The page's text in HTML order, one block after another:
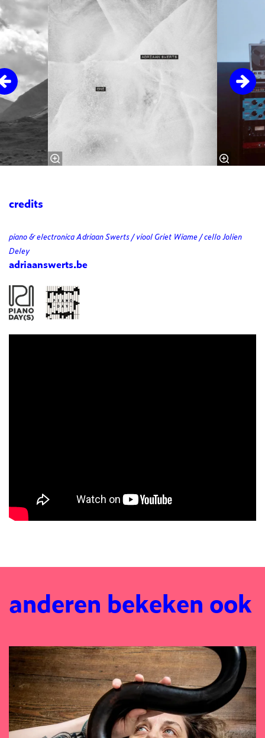
credits
piano & electronica Adriaan Swerts / viool Griet Wiame / cello Jolien
Deley
adriaanswerts.be
anderen bekeken ook